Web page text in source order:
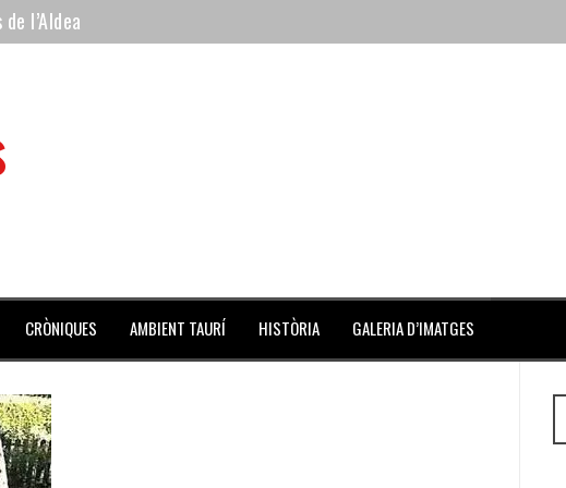
l’Aldea
premiado como el novillo más bravo en San Adrián
CRÒNIQUES AMBIENT TAURÍ HISTÒRIA GALERIA D’IMATGES